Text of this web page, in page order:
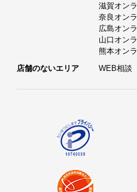
滋賀オン
奈良オン
広島オン
山口オン
熊本オン
店舗のないエリア
WEB相談